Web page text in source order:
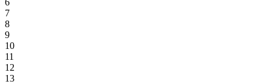
6
7
8
9
10
11
12
13